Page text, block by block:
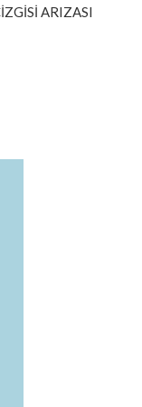
ARIZASI